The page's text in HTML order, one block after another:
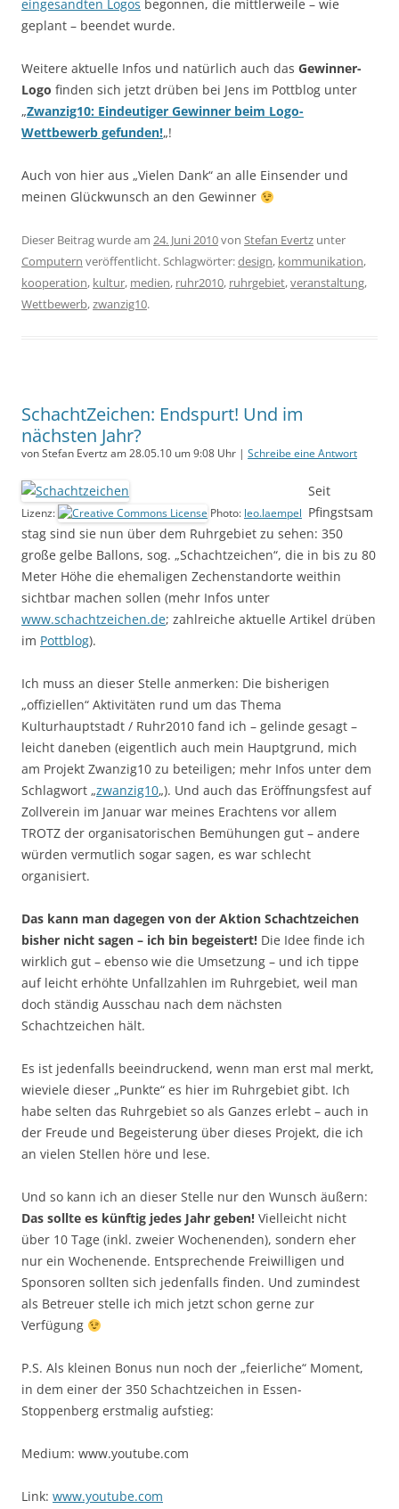
eingesandten Logos begonnen, die mittlerweile – wie
geplant – beendet wurde.
Weitere aktuelle Infos und natürlich auch das Gewinner-
Logo finden sich jetzt drüben bei Jens im Pottblog unter
„Zwanzig10: Eindeutiger Gewinner beim Logo-
Wettbewerb gefunden!„!
Auch von hier aus „Vielen Dank“ an alle Einsender und
meinen Glückwunsch an den Gewinner
Dieser Beitrag wurde am 24. Juni 2010von Stefan Evertz unter
Computern veröffentlicht. Schlagwörter:design, kommunikation,
kooperation, kultur, medien, ruhr2010, ruhrgebiet,veranstaltung,
Wettbewerb,zwanzig10.
SchachtZeichen: Endspurt! Und im
nächsten Jahr?
von Stefan Evertz am 28.05.10 um 9:08 Uhr | Schreibe eine Antwort
Lizenz: Photo: leo.laempel
Seit
Pfingstsam
stag sind sie nun über dem Ruhrgebiet zu sehen: 350
große gelbe Ballons, sog. „Schachtzeichen“, die in bis zu 80
Meter Höhe die ehemaligen Zechenstandorte weithin
sichtbar machen sollen (mehr Infos unter
www.schachtzeichen.de; zahlreiche aktuelle Artikel drüben
im Pottblog).
Ich muss an dieser Stelle anmerken: Die bisherigen
„offiziellen“ Aktivitäten rund um das Thema
Kulturhauptstadt / Ruhr2010 fand ich – gelinde gesagt –
leicht daneben (eigentlich auch mein Hauptgrund, mich
am Projekt Zwanzig10 zu beteiligen; mehr Infos unter dem
Schlagwort „zwanzig10„). Und auch das Eröffnungsfest auf
Zollverein im Januar war meines Erachtens vor allem
TROTZ der organisatorischen Bemühungen gut – andere
würden vermutlich sogar sagen, es war schlecht
organisiert.
Das kann man dagegen von der Aktion Schachtzeichen
bisher nicht sagen – ich bin begeistert! Die Idee finde ich
wirklich gut – ebenso wie die Umsetzung – und ich tippe
auf leicht erhöhte Unfallzahlen im Ruhrgebiet, weil man
doch ständig Ausschau nach dem nächsten
Schachtzeichen hält.
Es ist jedenfalls beeindruckend, wenn man erst mal merkt,
wieviele dieser „Punkte“ es hier im Ruhrgebiet gibt. Ich
habe selten das Ruhrgebiet so als Ganzes erlebt – auch in
der Freude und Begeisterung über dieses Projekt, die ich
an vielen Stellen höre und lese.
Und so kann ich an dieser Stelle nur den Wunsch äußern:
Das sollte es künftig jedes Jahr geben! Vielleicht nicht
über 10 Tage (inkl. zweier Wochenenden), sondern eher
nur ein Wochenende. Entsprechende Freiwilligen und
Sponsoren sollten sich jedenfalls finden. Und zumindest
als Betreuer stelle ich mich jetzt schon gerne zur
Verfügung
P.S. Als kleinen Bonus nun noch der „feierliche“ Moment,
in dem einer der 350 Schachtzeichen in Essen-
Stoppenberg erstmalig aufstieg:
Medium: www.youtube.com
Link: www.youtube.com